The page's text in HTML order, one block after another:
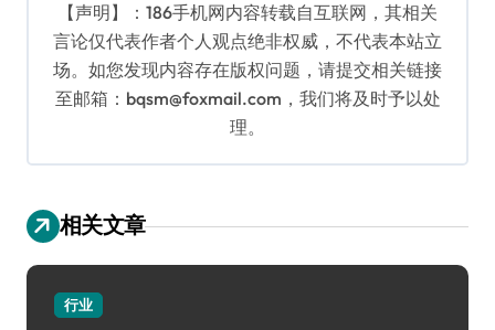
【声明】：186手机网内容转载自互联网，其相关
言论仅代表作者个人观点绝非权威，不代表本站立
场。如您发现内容存在版权问题，请提交相关链接
至邮箱：bqsm@foxmail.com，我们将及时予以处
理。
相关文章
行业